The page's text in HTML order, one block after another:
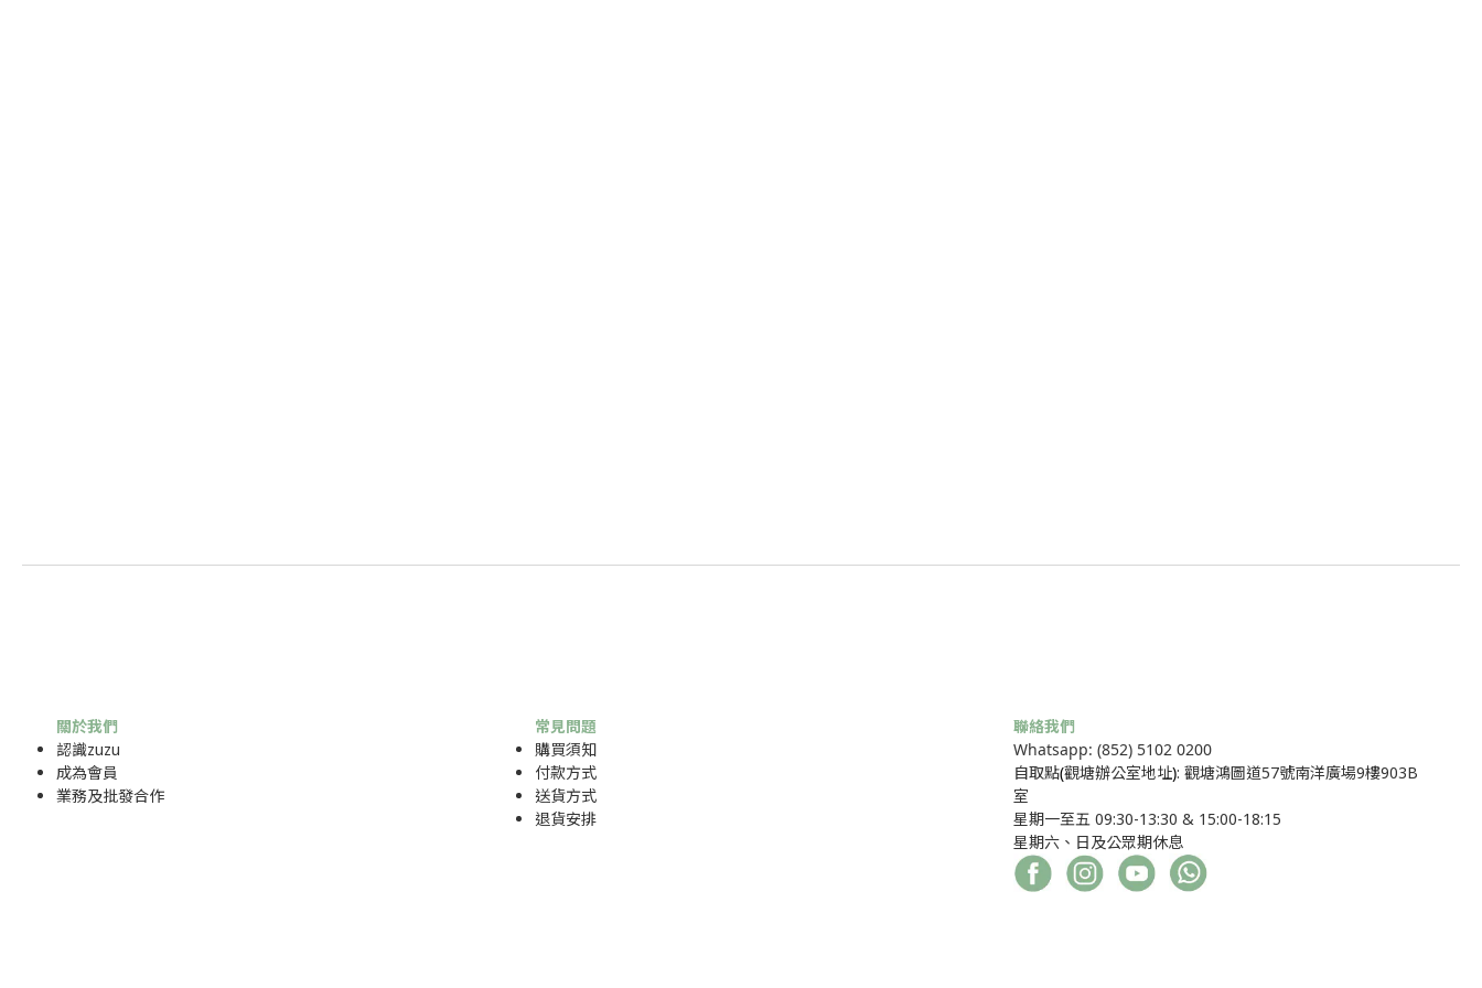
關於我們
認識zuzu
成為會員
業務及批發合作
常見問題
購買須知
付款方式
送貨方式
退貨安排
聯絡我們
Whatsapp: (852) 5102 0200
自取點(觀塘辦公室地址): 觀塘鴻圖道57號南洋廣場9樓903B
室
星期一至五 09:30-13:30 & 15:00-18:15
星期六、日及公眾期休息